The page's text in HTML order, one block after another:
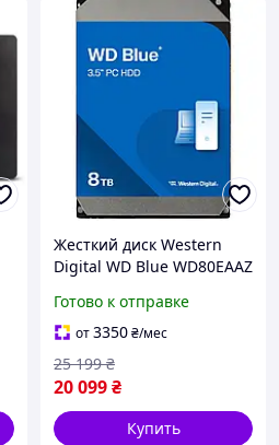
Жесткий диск Western
Digital WD Blue WD80EAAZ
Готово к отправке
от3350₴/мес
20 099₴
25 199 ₴
Купить